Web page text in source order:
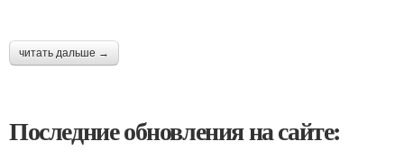
читать дальше →
Последние обновления на сайте: